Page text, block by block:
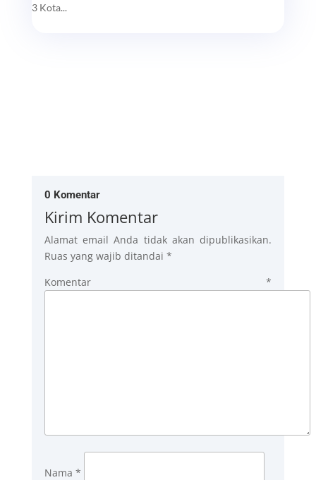
3 Kota...
0 Komentar
Kirim Komentar
Alamat email Anda tidak akan dipublikasikan.
Ruas yang wajib ditandai *
Komentar*
Nama *